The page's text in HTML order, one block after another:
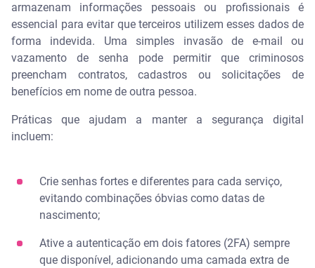
armazenam informações pessoais ou profissionais é
essencial para evitar que terceiros utilizem esses dados de
forma indevida. Uma simples invasão de e-mail ou
vazamento de senha pode permitir que criminosos
preencham contratos, cadastros ou solicitações de
benefícios em nome de outra pessoa.
Práticas que ajudam a manter a segurança digital
incluem:
Crie senhas fortes e diferentes para cada serviço,
evitando combinações óbvias como datas de
nascimento;
Ative a autenticação em dois fatores (2FA) sempre
que disponível, adicionando uma camada extra de